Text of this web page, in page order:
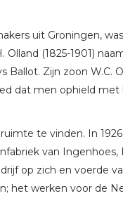
uit Groningen,
(1825-1901)
Ballot. Zijn zoon W.C.
dat men ophield
te vinden. In
van
op zich en voerde
het werken voor de